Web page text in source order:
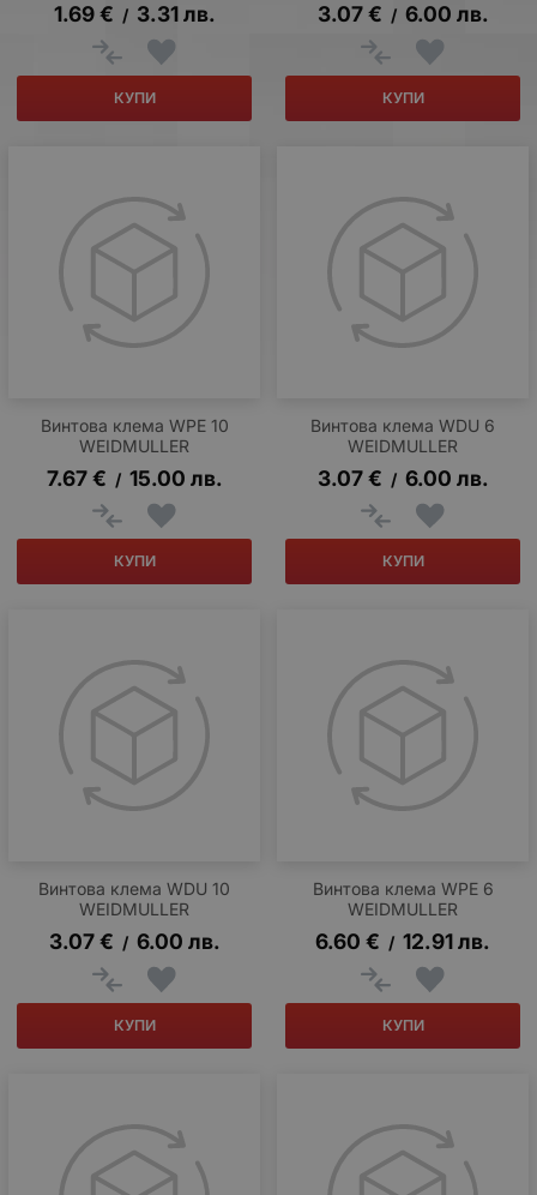
1.69 € / 3.31 лв.
КУПИ
3.07 € / 6.00 лв.
КУПИ
Винтова клема WPE 10
WEIDMULLER
7.67 € / 15.00 лв.
КУПИ
Винтова клема WDU 6
WEIDMULLER
3.07 € / 6.00 лв.
КУПИ
Винтова клема WDU 10
WEIDMULLER
3.07 € / 6.00 лв.
КУПИ
Винтова клема WPE 6
WEIDMULLER
6.60 € / 12.91лв.
КУПИ